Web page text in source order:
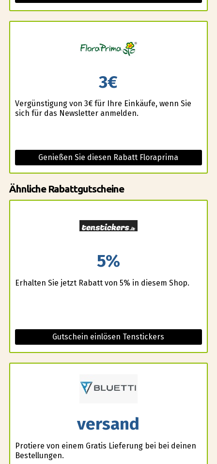
3€
Vergünstigung von 3€ für Ihre Einkäufe, wenn Sie
sich für das Newsletter anmelden.
Genießen Sie diesen Rabatt Floraprima
Ähnliche Rabattgutscheine
5%
Erhalten Sie jetzt Rabatt von 5% in diesem Shop.
Gutschein einlösen Tenstickers
versand
Profitiere von einem Gratis Lieferung bei bei deinen
Bestellungen.